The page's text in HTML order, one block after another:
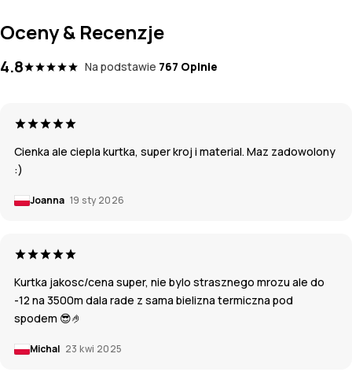
Oceny & Recenzje
4.8 Na podstawie 767 Opinie
Cienka ale ciepla kurtka, super kroj i material. Maz zadowolony
:)
Joanna 19 sty 2026
Kurtka jakosc/cena super, nie bylo strasznego mrozu ale do
-12 na 3500m dala rade z sama bielizna termiczna pod
spodem 😎🤌
Michal 23 kwi 2025